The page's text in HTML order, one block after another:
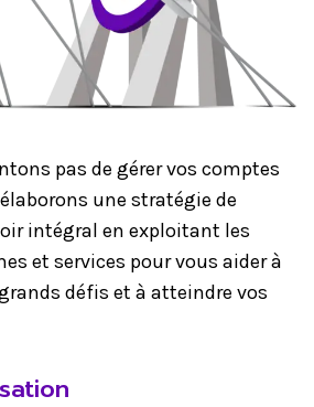
pas de gérer vos comptes
une stratégie de
intégral en exploitant les
et services pour vous aider à
défis et à atteindre vos